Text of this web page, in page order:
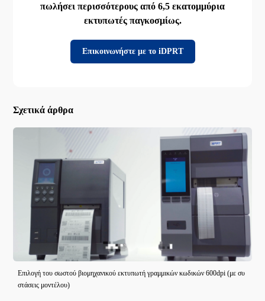
πωλήσει περισσότερους από 6,5 εκατομμύρια
εκτυπωτές παγκοσμίως.
Επικοινωνήστε με το iDPRT
Σχετικά άρθρα
Επιλογή του σωστού βιομηχανικού εκτυπωτή γραμμικών κωδικών 600dpi (με συ
στάσεις μοντέλου)